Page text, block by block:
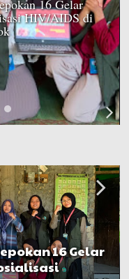
16 Gelar
HIV/AIDS di
16 Gelar